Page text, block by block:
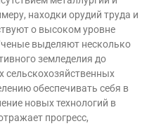
находки орудий труда и
о высоком уровне
выделяют несколько
земледелия до
сельскохозяйственных
обеспечивать себя в
новых технологий в
прогресс,